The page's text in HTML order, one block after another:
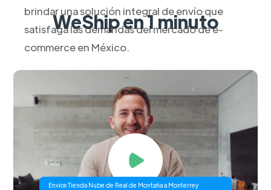
brindar una solución integral de envío que
satisfaga las demandas del mercado de e-
commerce en México.
WeShip en 1 minuto
Envios Tienda Nube de Real de Montaña a Monterrey